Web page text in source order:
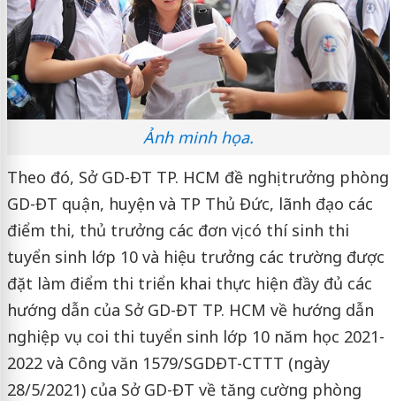
Ảnh minh họa.
Theo đó, Sở GD-ĐT TP. HCM đề nghị trưởng phòng
GD-ĐT quận, huyện và TP Thủ Đức, lãnh đạo các
điểm thi, thủ trưởng các đơn vị có thí sinh thi
tuyển sinh lớp 10 và hiệu trưởng các trường được
đặt làm điểm thi triển khai thực hiện đầy đủ các
hướng dẫn của Sở GD-ĐT TP. HCM về hướng dẫn
nghiệp vụ coi thi tuyển sinh lớp 10 năm học 2021-
2022 và Công văn 1579/SGDĐT-CTTT (ngày
28/5/2021) của Sở GD-ĐT về tăng cường phòng